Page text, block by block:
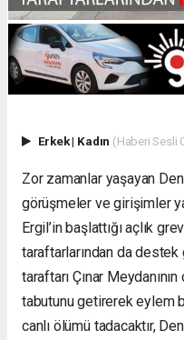
Erkek| Kadın (Haberi Sesli
Zor zamanlar yaşayan
görüşmeler ve girişimler
Ergil’in başlattığı açlık
taraftarlarından da
taraftarı Çınar
tabutunu getirerek eylem
canlı ölümü tadacaktır,